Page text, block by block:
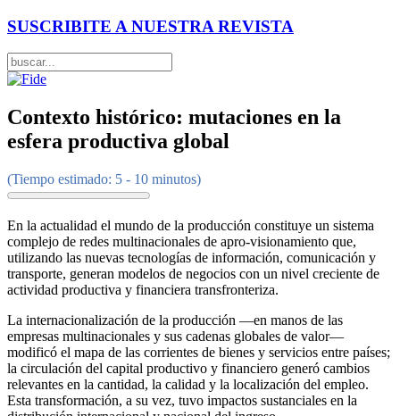
SUSCRIBITE A NUESTRA REVISTA
Contexto histórico: mutaciones en la
esfera productiva global
(Tiempo estimado: 5 - 10 minutos)
En la actualidad el mundo de la producción constituye un sistema
complejo de redes multinacionales de apro-visionamiento que,
utilizando las nuevas tecnologías de información, comunicación y
transporte, generan modelos de negocios con un nivel creciente de
actividad productiva y financiera transfronteriza.
La internacionalización de la producción —en manos de las
empresas multinacionales y sus cadenas globales de valor—
modificó el mapa de las corrientes de bienes y servicios entre países;
la circulación del capital productivo y financiero generó cambios
relevantes en la cantidad, la calidad y la localización del empleo.
Esta transformación, a su vez, tuvo impactos sustanciales en la